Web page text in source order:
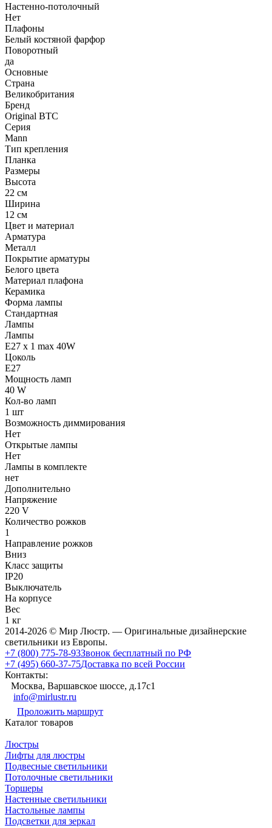
Настенно-потолочный
Нет
Плафоны
Белый костяной фарфор
Поворотный
да
Основные
Страна
Великобритания
Бренд
Original BTC
Серия
Mann
Тип крепления
Планка
Размеры
Высота
22 см
Ширина
12 см
Цвет и материал
Арматура
Металл
Покрытие арматуры
Белого цвета
Материал плафона
Керамика
Форма лампы
Стандартная
Лампы
Лампы
E27 x 1 max 40W
Цоколь
E27
Мощность ламп
40 W
Кол-во ламп
1 шт
Возможность диммирования
Нет
Открытые лампы
Нет
Лампы в комплекте
нет
Дополнительно
Напряжение
220 V
Количество рожков
1
Направление рожков
Вниз
Класс защиты
IP20
Выключатель
На корпусе
Вес
1 кг
2014-2026 © Мир Люстр. — Оригинальные дизайнерские
светильники из Европы.
+7 (800) 775-78-93Звонок бесплатный по РФ
+7 (495) 660-37-75Доставка по всей России
Контакты:
Москва, Варшавское шоссе, д.17c1
info@mirlustr.ru
Проложить маршрут
Каталог товаров
Люстры
Лифты для люстры
Подвесные светильники
Потолочные светильники
Торшеры
Настенные светильники
Настольные лампы
Подсветки для зеркал